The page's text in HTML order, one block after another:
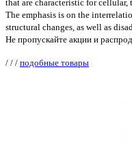
that are characteristic for
The emphasis is on the
structural changes, as well as
Не пропускайте акции и
/ / / подобные товары